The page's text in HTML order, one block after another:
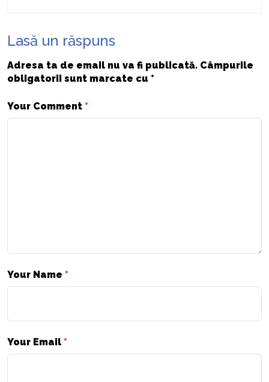
Lasă un răspuns
Adresa ta de email nu va fi publicată. Câmpurile
obligatorii sunt marcate cu *
Your Comment *
Your Name *
Your Email *